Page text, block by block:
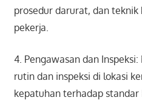
prosedur darurat, dan teknik
pekerja.
4. Pengawasan dan
rutin dan inspeksi di lokasi
kepatuhan terhadap standar